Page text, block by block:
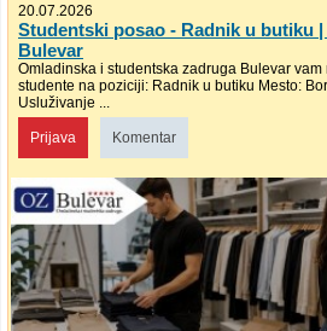
20.07.2026
Studentski posao - Radnik u butiku
Bulevar
Omladinska i studentska zadruga Bulevar
studente na poziciji: Radnik u butiku Mesto:
Usluživanje ...
Prijava Komentar